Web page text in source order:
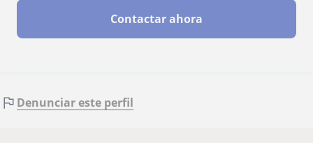
Contactar ahora
Denunciar este perfil